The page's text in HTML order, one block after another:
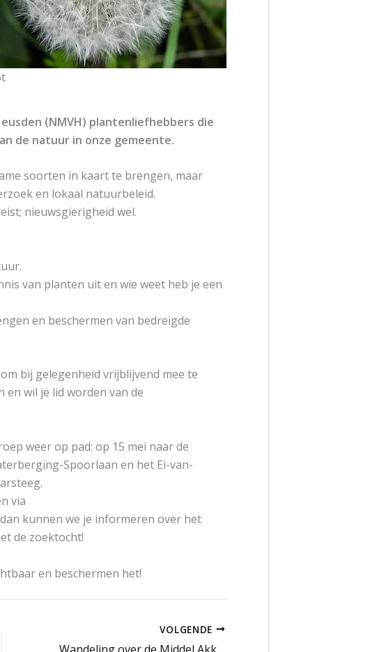
(NMVH) plantenliefhebbers die
de natuur in onze gemeente.
soorten in kaart te brengen, maar
en lokaal natuurbeleid.
nieuwsgierigheid wel.
van planten uit en wie weet heb je een
en beschermen van bedreigde
bij gelegenheid vrijblijvend mee te
en wil je lid worden van de
weer op pad: op 15 mei naar de
Spoorlaan en het Ei-van-
via
dan kunnen we je informeren over het
de zoektocht!
en beschermen het!
VOLGENDE